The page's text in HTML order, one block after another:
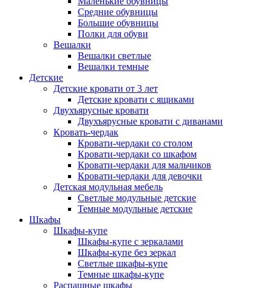
Средние обувницы
Большие обувницы
Полки для обуви
Вешалки
Вешалки светлые
Вешалки темные
Детские
Детские кровати от 3 лет
Детские кровати с ящиками
Двухъярусные кровати
Двухъярусные кровати с диванами
Кровать-чердак
Кровати-чердаки со столом
Кровати-чердаки со шкафом
Кровати-чердаки для мальчиков
Кровати-чердаки для девочки
Детская модульная мебель
Светлые модульные детские
Темные модульные детские
Шкафы
Шкафы-купе
Шкафы-купе с зеркалами
Шкафы-купе без зеркал
Светлые шкафы-купе
Темные шкафы-купе
Распашные шкафы